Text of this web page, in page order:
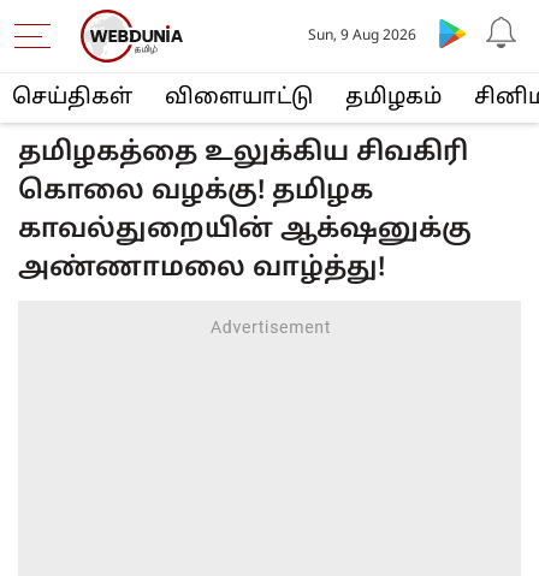
செய்திகள் விளையா‌ட்டு த‌மிழக‌ம்
Sun, 9 Aug 2026
தமிழகத்தை உலுக்கிய சிவகிரி
கொலை வழக்கு! தமிழக
காவல்துறையின் ஆக்‌ஷனுக்கு
அண்ணாமலை வாழ்த்து!